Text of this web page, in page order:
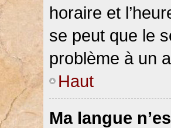
horaire et
se peut que le
problème à un
Haut
Ma langue